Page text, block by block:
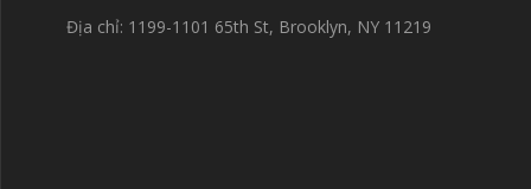
Địa chỉ: 1199-1101 65th St, Brooklyn, NY 11219